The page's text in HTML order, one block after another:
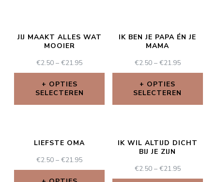
JIJ MAAKT ALLES WAT
MOOIER
€2.50 –€21.95
OPTIES
SELECTEREN
IK BEN JE PAPA ÉN JE
MAMA
€2.50– €21.95
OPTIES
SELECTEREN
LIEFSTE OMA
€2.50 –€21.95
IK WIL ALTIJD DICHT
BIJ JE ZIJN
€2.50– €21.95